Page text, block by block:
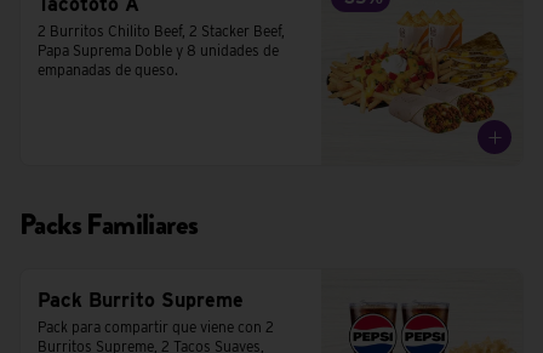
2 Burritos Chilito Beef, 2 Stacker Beef,
Papa Suprema Doble y 8 unidades de
empanadas de queso.
Packs Familiares
Pack Burrito Supreme
Pack para compartir que viene con 2
Burritos Supreme, 2 Tacos Suaves,